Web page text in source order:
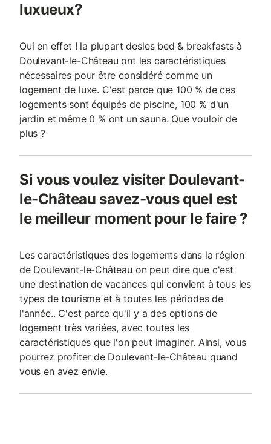
luxueux?
Oui en effet ! la plupart desles bed & breakfasts à
Doulevant-le-Château ont les caractéristiques
nécessaires pour être considéré comme un
logement de luxe. C'est parce que 100 % de ces
logements sont équipés de piscine, 100 % d'un
jardin et même 0 % ont un sauna. Que vouloir de
plus ?
Si vous voulez visiter Doulevant-
le-Château savez-vous quel est
le meilleur moment pour le faire ?
Les caractéristiques des logements dans la région
de Doulevant-le-Château on peut dire que c'est
une destination de vacances qui convient à tous les
types de tourisme et à toutes les périodes de
l'année.. C'est parce qu'il y a des options de
logement très variées, avec toutes les
caractéristiques que l'on peut imaginer. Ainsi, vous
pourrez profiter de Doulevant-le-Château quand
vous en avez envie.